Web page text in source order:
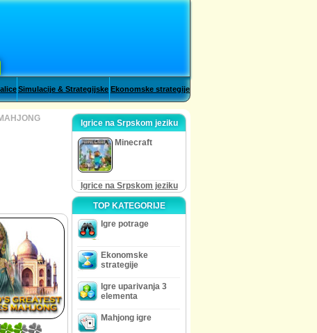
Simulacije & Strategijske Ekonomske strategije
Igrice na Srpskom jeziku
Minecraft
Igrice na Srpskom jeziku
TOP KATEGORIJE
Igre potrage
Ekonomske
strategije
Igre uparivanja 3
elementa
Mahjong igre